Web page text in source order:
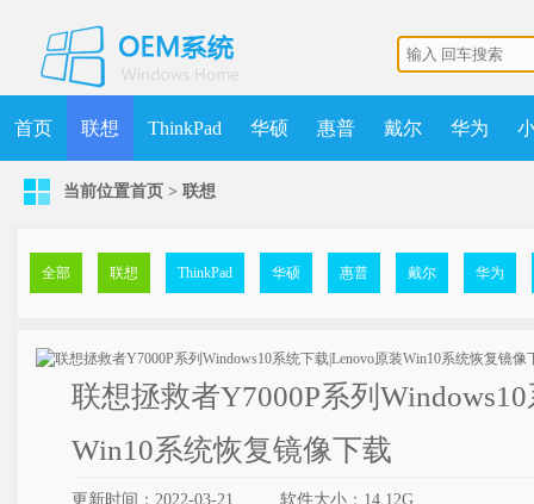
首页 联想 ThinkPad 华硕 惠普 戴尔 华为
机械师 MSDN 清华同方
当前位置首页 > 联想
全部 联想 ThinkPad 华硕 惠普 戴尔 华为
联想拯救者Y7000P系列
Win10系统恢复镜像下载
更新时间：2022-03-21
软件大小：14.12G